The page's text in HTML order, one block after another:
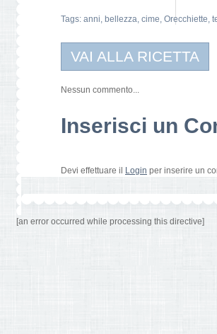
Tags: anni, bellezza, cime, Orecchiette,
VAI ALLA RICETTA
Nessun commento...
Inserisci un
Devi effettuare il Login per inserire un
[an error occurred while processing this directive]